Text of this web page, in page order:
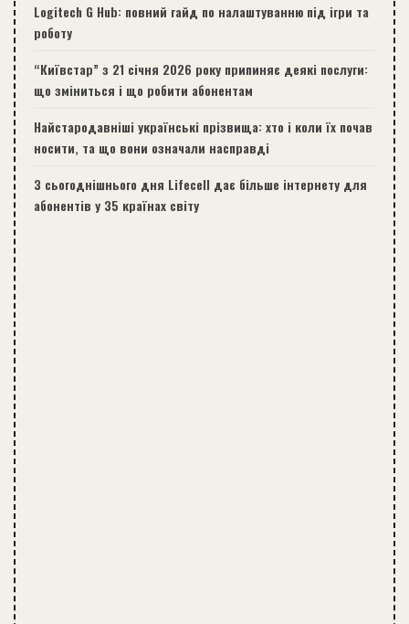
Logitech G Hub: повний гайд по налаштуванню під ігри та
роботу
“Київстар” з 21 січня 2026 року припиняє деякі послуги:
що зміниться і що робити абонентам
Найстародавніші українські прізвища: хто і коли їх почав
носити, та що вони означали насправді
З сьогоднішнього дня Lifecell дає більше інтернету для
абонентів у 35 країнах світу